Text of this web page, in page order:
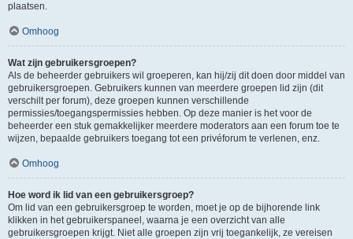
plaatsen.
Omhoog
Wat zijn gebruikersgroepen?
Als de beheerder gebruikers wil groeperen, kan hij/zij dit doen door middel van
gebruikersgroepen. Gebruikers kunnen van meerdere groepen lid zijn (dit
verschilt per forum), deze groepen kunnen verschillende
permissies/toegangspermissies hebben. Op deze manier is het voor de
beheerder een stuk gemakkelijker meerdere moderators aan een forum toe te
wijzen, bepaalde gebruikers toegang tot een privéforum te verlenen, enz.
Omhoog
Hoe word ik lid van een gebruikersgroep?
Om lid van een gebruikersgroep te worden, moet je op de bijhorende link
klikken in het gebruikerspaneel, waarna je een overzicht van alle
gebruikersgroepen krijgt. Niet alle groepen zijn vrij toegankelijk, ze vereisen